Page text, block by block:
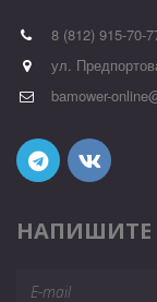
8 (812) 915-70-
ул.
bamower-
НАПИШИТЕ